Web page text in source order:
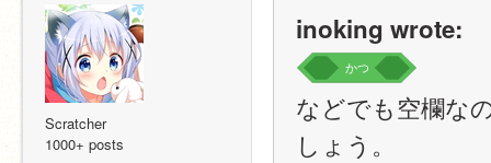
Scratcher
1000+ posts
inoking wrote:
かつ
などでも空欄な
しょう。